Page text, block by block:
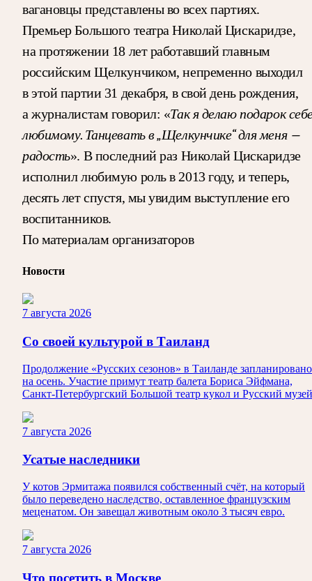
вагановцы представлены во всех партиях.
Премьер Большого театра Николай Цискаридзе,
на протяжении 18 лет работавший главным
российским Щелкунчиком, непременно выходил
в этой партии 31 декабря, в свой день рождения,
а журналистам говорил: «Так я делаю подарок
любимому. Танцевать в „Щелкунчике“ для меня —
радость». В последний раз Николай Цискаридзе
исполнил любимую роль в 2013 году, и теперь,
десять лет спустя, мы увидим выступление его
воспитанников.
По материалам организаторов
Новости
7 августа 2026
Со своей культурой в Таиланд
Продолжение «Русских сезонов» в Таиланде запланировано
на осень. Участие примут театр балета Бориса Эйфмана,
Санкт-Петербургский Большой театр кукол и Русский
7 августа 2026
Усатые наследники
У котов Эрмитажа появился собственный счёт, на который
было переведено наследство, оставленное французским
меценатом. Он завещал животным около 3 тысяч евро.
7 августа 2026
Что посетить в Москве